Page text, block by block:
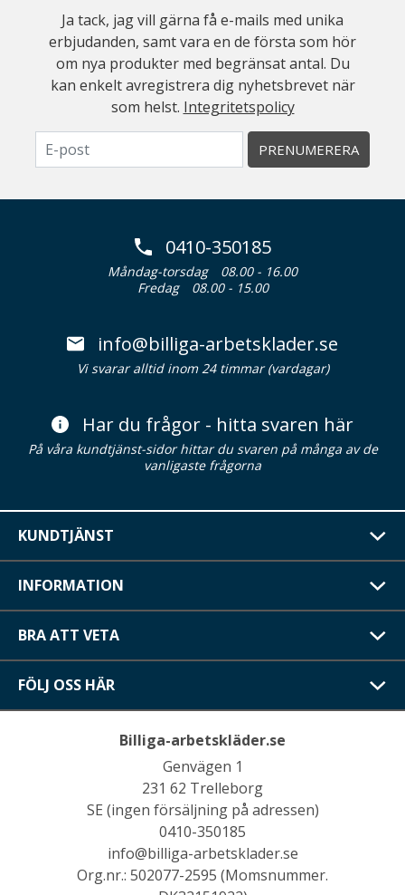
Ja tack, jag vill gärna få e-mails med unika
erbjudanden, samt vara en de första som hör
om nya produkter med begränsat antal. Du
kan enkelt avregistrera dig nyhetsbrevet när
som helst. Integritetspolicy
PRENUMERERA
0410-350185
Måndag-torsdag
08.00 - 16.00
Fredag
08.00 - 15.00
info@billiga-arbetsklader.se
Vi svarar alltid inom 24 timmar (vardagar)
Har du frågor - hitta svaren här
På våra kundtjänst-sidor hittar du svaren på många av de
vanligaste frågorna
KUNDTJÄNST
INFORMATION
BRA ATT VETA
FÖLJ OSS HÄR
Billiga-arbetskläder.se
Genvägen 1
231 62 Trelleborg
SE (ingen försäljning på adressen)
0410-350185
info@billiga-arbetsklader.se
Org.nr.: 502077-2595 (Momsnummer.